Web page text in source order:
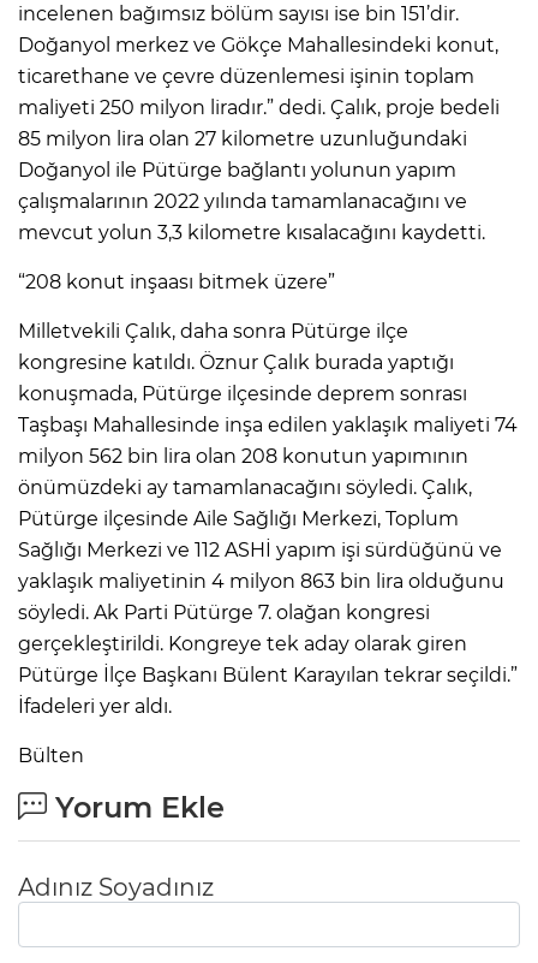
incelenen bağımsız bölüm sayısı ise bin 151’dir.
Doğanyol merkez ve Gökçe Mahallesindeki konut,
ticarethane ve çevre düzenlemesi işinin toplam
maliyeti 250 milyon liradır.” dedi. Çalık, proje bedeli
85 milyon lira olan 27 kilometre uzunluğundaki
Doğanyol ile Pütürge bağlantı yolunun yapım
çalışmalarının 2022 yılında tamamlanacağını ve
mevcut yolun 3,3 kilometre kısalacağını kaydetti.
“208 konut inşaası bitmek üzere”
Milletvekili Çalık, daha sonra Pütürge ilçe
kongresine katıldı. Öznur Çalık burada yaptığı
konuşmada, Pütürge ilçesinde deprem sonrası
Taşbaşı Mahallesinde inşa edilen yaklaşık maliyeti 74
milyon 562 bin lira olan 208 konutun yapımının
önümüzdeki ay tamamlanacağını söyledi. Çalık,
Pütürge ilçesinde Aile Sağlığı Merkezi, Toplum
Sağlığı Merkezi ve 112 ASHİ yapım işi sürdüğünü ve
yaklaşık maliyetinin 4 milyon 863 bin lira olduğunu
söyledi. Ak Parti Pütürge 7. olağan kongresi
gerçekleştirildi. Kongreye tek aday olarak giren
Pütürge İlçe Başkanı Bülent Karayılan tekrar seçildi.”
İfadeleri yer aldı.
Bülten
Yorum Ekle
Adınız Soyadınız